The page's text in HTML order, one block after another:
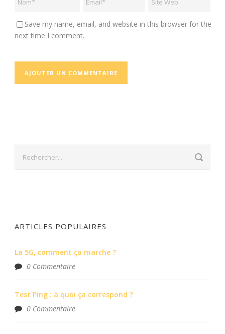
Save my name, email, and website in this browser for the
next time I comment.
ARTICLES POPULAIRES
La 5G, comment ça marche ?
0 Commentaire
Test Ping : à quoi ça correspond ?
0 Commentaire